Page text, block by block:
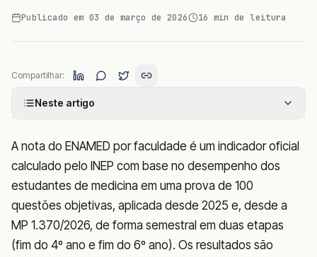
Publicado em 03 de março de 2026 16 min de leitura
Compartilhar:
Neste artigo
A nota do ENAMED por faculdade é um indicador oficial
calculado pelo INEP com base no desempenho dos
estudantes de medicina em uma prova de 100
questões objetivas, aplicada desde 2025 e, desde a
MP 1.370/2026, de forma semestral em duas etapas
(fim do 4º ano e fim do 6º ano). Os resultados são